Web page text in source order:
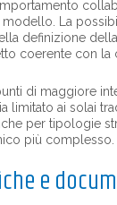
modello. La
definizione
coerente con la
di maggiore
limitato ai solai
per tipologie
più complesso.
e